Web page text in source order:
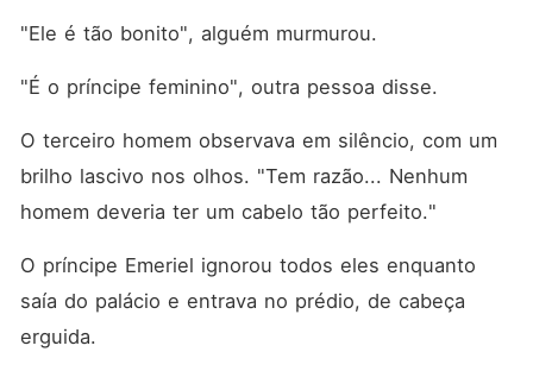
"Ele é tão bonito", alguém murmurou.
"É o príncipe feminino", outra pessoa disse.
O terceiro homem observava em silêncio, com um
brilho lascivo nos olhos. "Tem razão... Nenhum
homem deveria ter um cabelo tão perfeito."
O príncipe Emeriel ignorou todos eles enquanto
saía do palácio e entrava no prédio, de cabeça
erguida.